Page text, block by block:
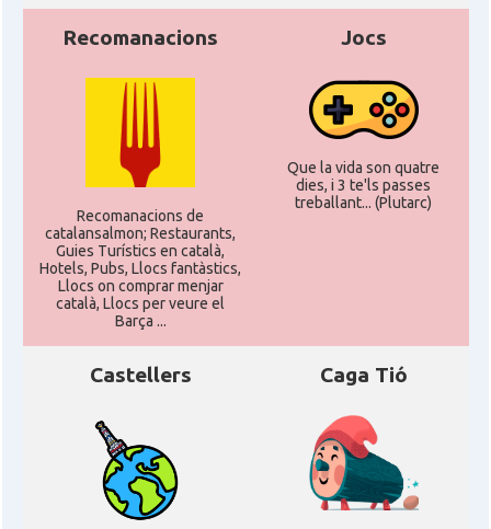
Recomanacions
Recomanacions de
catalansalmon; Restaurants,
Guies Turístics en català,
Hotels, Pubs, Llocs fantàstics,
Llocs on comprar menjar
català, Llocs per veure el
Barça ...
Jocs
Que la vida son quatre
dies, i 3 te'ls passes
treballant... (Plutarc)
Castellers Caga Tió